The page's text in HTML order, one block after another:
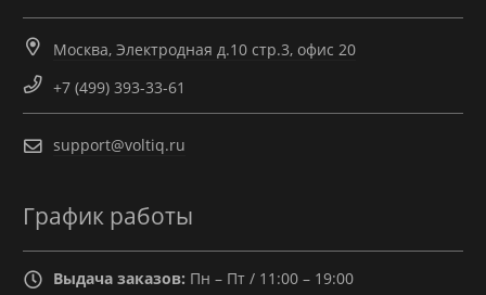
Москва, Электродная д.10 стр.3, офис 20
+7 (499) 393-33-61
support@voltiq.ru
График работы
Выдача заказов: Пн – Пт / 11:00 – 19:00